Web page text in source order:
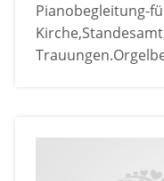
Pianobegleitung-